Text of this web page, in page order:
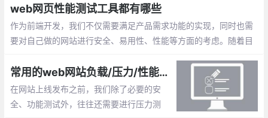
web网页性能测试工具都有哪些
作为前端开发，我们不仅需要满足产品需求功能的实现，同时也需
要对自己做的网站进行安全、易用性、性能等方面的考虑。随着目
些工具，我们可以客观的评价web网站的质量水平。
常用的web网站负载/压力/性能测试工具
在网站上线发布之前，我们除了必要的安
全、功能测试外，往往还需要进行压力测